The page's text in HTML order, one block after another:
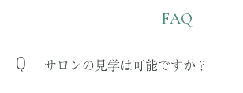
FAQ
サロンの見学は可能ですか？